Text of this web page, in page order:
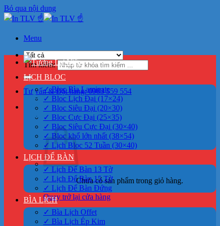
Bỏ qua nội dung
Menu
Tìm kiếm:
Tư vấn & Đặt hàng: 0983 559 554
0
Chưa có sản phẩm trong giỏ hàng.
Quay trở lại cửa hàng
>
LỊCH BLOC
✓ Bloc Bìa Laminate
✓ Bloc Lịch Đại (17×24)
✓ Bloc Siêu Đại (20×30)
✓ Bloc Cực Đại (25×35)
✓ Bloc Siêu Cực Đại (30×40)
✓ Bloc khổ lớn nhất (38×54)
✓ Lịch Bloc 52 Tuần (30×40)
LỊCH ĐỂ BÀN
✓ Lịch Để Bàn 13 Tờ
✓ Lịch Để Bàn 15 Tờ
✓ Lịch Để Bàn Đứng
BÌA LỊCH
✓ Bìa Lịch Offet
✓ Bìa Lịch Ép Kim